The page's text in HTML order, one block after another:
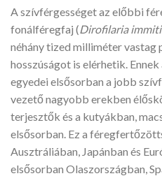
A szívférgességet az előbbi
fonálféregfaj (Dirofilaria
néhány tized milliméter vastag
hosszúságot is elérhetik.
egyedei elsősorban a jobb
vezető nagyobb erekben
terjesztők és a kutyákban,
elsősorban. Ez a
Ausztráliában, Japánban és
elsősorban Olaszországban,